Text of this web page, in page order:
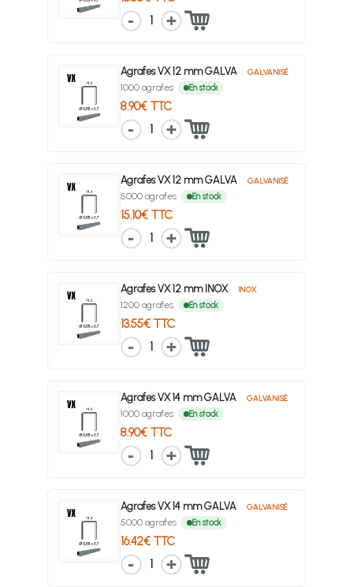
1
Agrafes VX 12 mm GALVA GALVANISÉ
1000 agrafes En stock
8.90€ TTC
1
Agrafes VX 12 mm GALVA GALVANISÉ
5000 agrafes En stock
15.10€ TTC
1
Agrafes VX 12 mm INOX INOX
1200 agrafes En stock
13.55€ TTC
1
Agrafes VX 14 mm GALVA GALVANISÉ
1000 agrafes En stock
8.90€ TTC
1
Agrafes VX 14 mm GALVA GALVANISÉ
5000 agrafes En stock
16.42€ TTC
1